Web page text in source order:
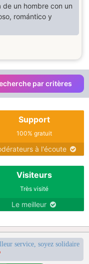
de un hombre con un
romántico y
par critères
Support
100% gratuit
à l'écoute
Visiteurs
Très visité
Le meilleur
service, soyez solidaire